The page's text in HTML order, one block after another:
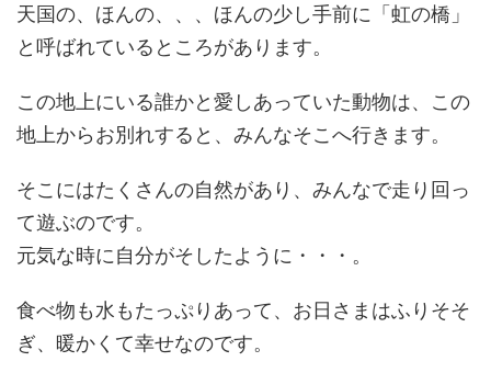
天国の、ほんの、、、ほんの少し手前に「虹の橋」
と呼ばれているところがあります。
この地上にいる誰かと愛しあっていた動物は、この
地上からお別れすると、みんなそこへ行きます。
そこにはたくさんの自然があり、みんなで走り回っ
て遊ぶのです。
元気な時に自分がそしたように・・・。
食べ物も水もたっぷりあって、お日さまはふりそそ
ぎ、暖かくて幸せなのです。